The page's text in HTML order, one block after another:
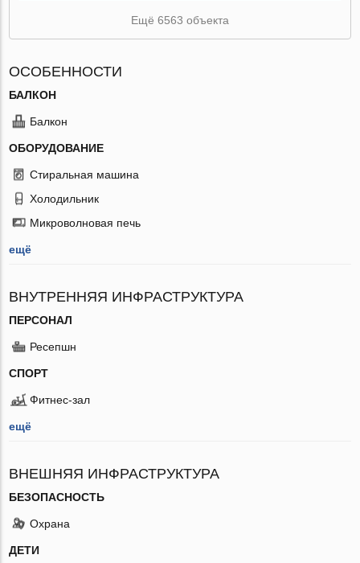
Ещё 6563 объекта
ОСОБЕННОСТИ
БАЛКОН
Балкон
ОБОРУДОВАНИЕ
Стиральная машина
Холодильник
Микроволновая печь
ещё
ВНУТРЕННЯЯ ИНФРАСТРУКТУРА
ПЕРСОНАЛ
Ресепшн
СПОРТ
Фитнес-зал
ещё
ВНЕШНЯЯ ИНФРАСТРУКТУРА
БЕЗОПАСНОСТЬ
Охрана
ДЕТИ